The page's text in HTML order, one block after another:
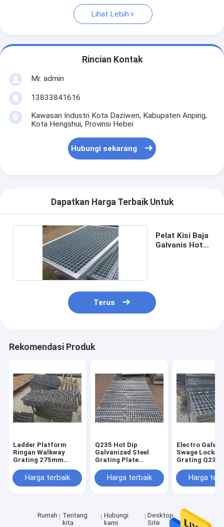
Lihat Lebih
Rincian Kontak
Mr. admin
13833841616
Kawasan Industri Kota Daziwen, Kabupaten Anping,
Kota Hengshui, Provinsi Hebei
Hubungi sekarang
Dapatkan Harga Terbaik Untuk
Pelat Kisi Baja
Galvanis Hot
Terus
Rekomendasi Produk
Ladder Platform
Ringan Walkway
Grating 275mm
Harga terbaik
Q235 Hot Dip
Galvanized Steel
Grating Plate
Warehouse
Harga terbaik
Electro
Swage Locked
Grating Q235
Harga
Rumah
Tentang
kita
Hubungi
kami
Desktop
Site